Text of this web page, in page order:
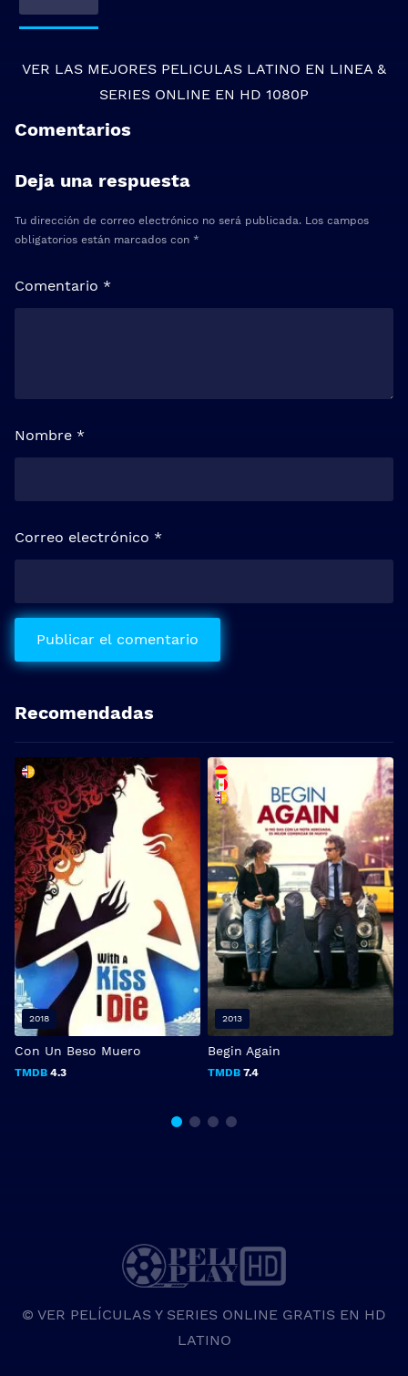
VER LAS MEJORES PELICULAS LATINO EN LINEA &
SERIES ONLINE EN HD 1080P
Comentarios
Deja una respuesta
Tu dirección de correo electrónico no será publicada. Los campos
obligatorios están marcados con *
Comentario *
Nombre *
Correo electrónico *
Recomendadas
Con Un Beso Muero
TMDB 4.3
2018
Begin Again
TMDB 7.4
2013
© VER PELÍCULAS Y SERIES ONLINE GRATIS EN HD
LATINO